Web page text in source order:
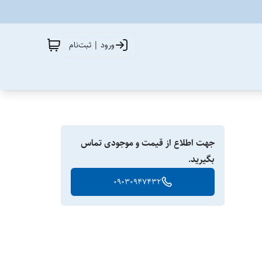
ورود | ثبت‌نام
جهت اطلاع از قیمت و موجودی تماس
بگیرید.
09030947432